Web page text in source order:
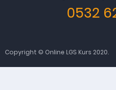
0532
Copyright © Online LGS Kurs 2020.